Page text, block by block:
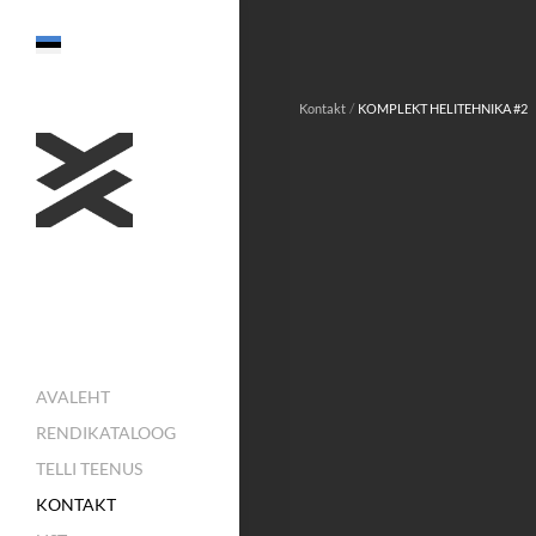
AVALEHT
RENDIKATALOOG
TELLI TEENUS
KONTAKT
Kontakt / KOMPLEKT HELITEHNIKA #2